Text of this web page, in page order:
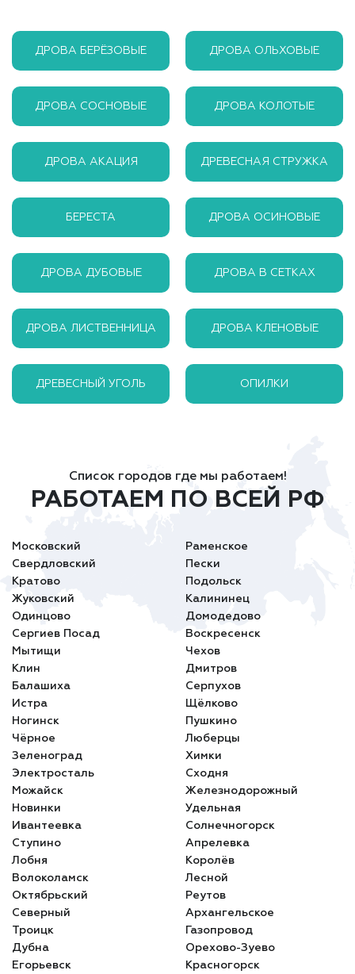
ДРОВА БЕРЁЗОВЫЕ ДРОВА ОЛЬХОВЫЕ
ДРОВА СОСНОВЫЕ ДРОВА КОЛОТЫЕ
ДРОВА АКАЦИЯ ДРЕВЕСНАЯ СТРУЖКА
БЕРЕСТА ДРОВА ОСИНОВЫЕ
ДРОВА ДУБОВЫЕ ДРОВА В СЕТКАХ
ДРОВА ЛИСТВЕННИЦА ДРОВА КЛЕНОВЫЕ
ДРЕВЕСНЫЙ УГОЛЬ ОПИЛКИ
Список городов где мы работаем!
РАБОТАЕМ ПО ВСЕЙ РФ
Московский
Раменское
Свердловский
Пески
Кратово
Подольск
Жуковский
Калининец
Одинцово
Домодедово
Сергиев Посад
Воскресенск
Мытищи
Чехов
Клин
Дмитров
Балашиха
Серпухов
Истра
Щёлково
Ногинск
Пушкино
Чёрное
Люберцы
Зеленоград
Химки
Электросталь
Сходня
Можайск
Железнодорожный
Новинки
Удельная
Ивантеевка
Солнечногорск
Ступино
Апрелевка
Лобня
Королёв
Волоколамск
Лесной
Октябрьский
Реутов
Северный
Архангельское
Троицк
Газопровод
Дубна
Орехово-Зуево
Егорьевск
Красногорск